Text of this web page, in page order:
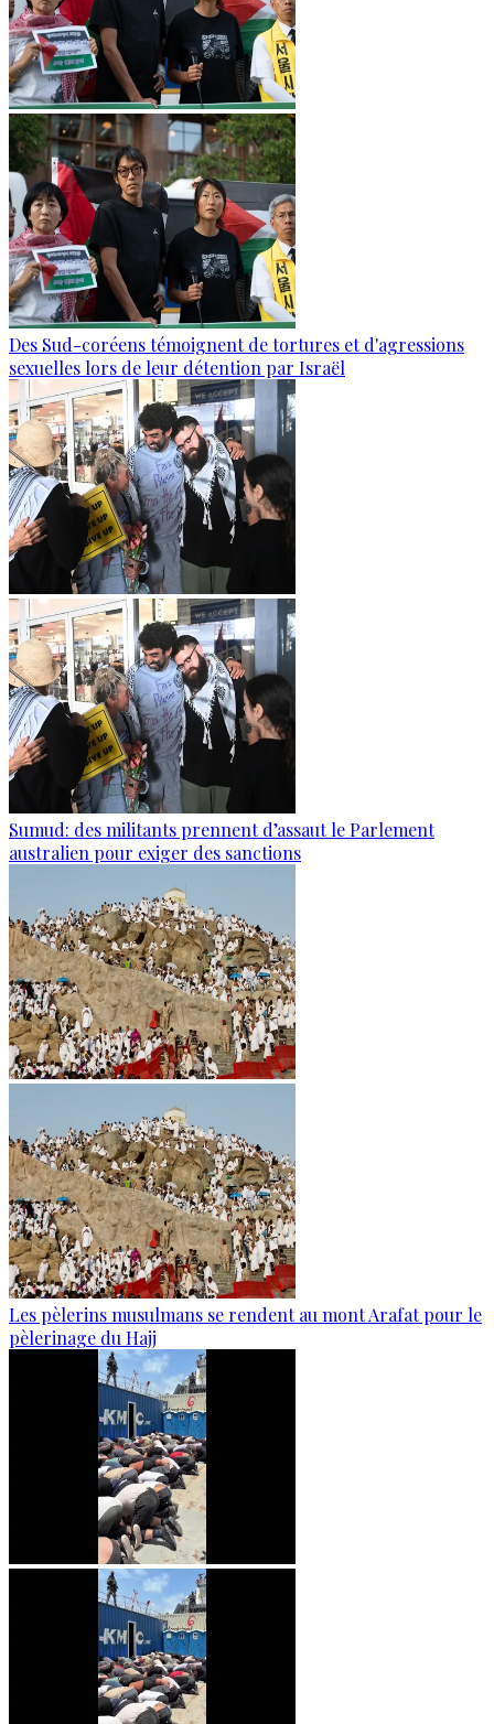
Des Sud-coréens témoignent de tortures et d'agressions
sexuelles lors de leur détention par Israël
Sumud: des militants prennent d’assaut le Parlement
australien pour exiger des sanctions
Les pèlerins musulmans se rendent au mont Arafat pour le
pèlerinage du Hajj